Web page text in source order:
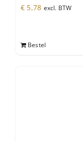
€ 5,78 excl. BTW
Bestel